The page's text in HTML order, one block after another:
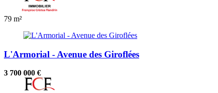
79 m²
L'Armorial - Avenue des Giroflées
3 700 000 €